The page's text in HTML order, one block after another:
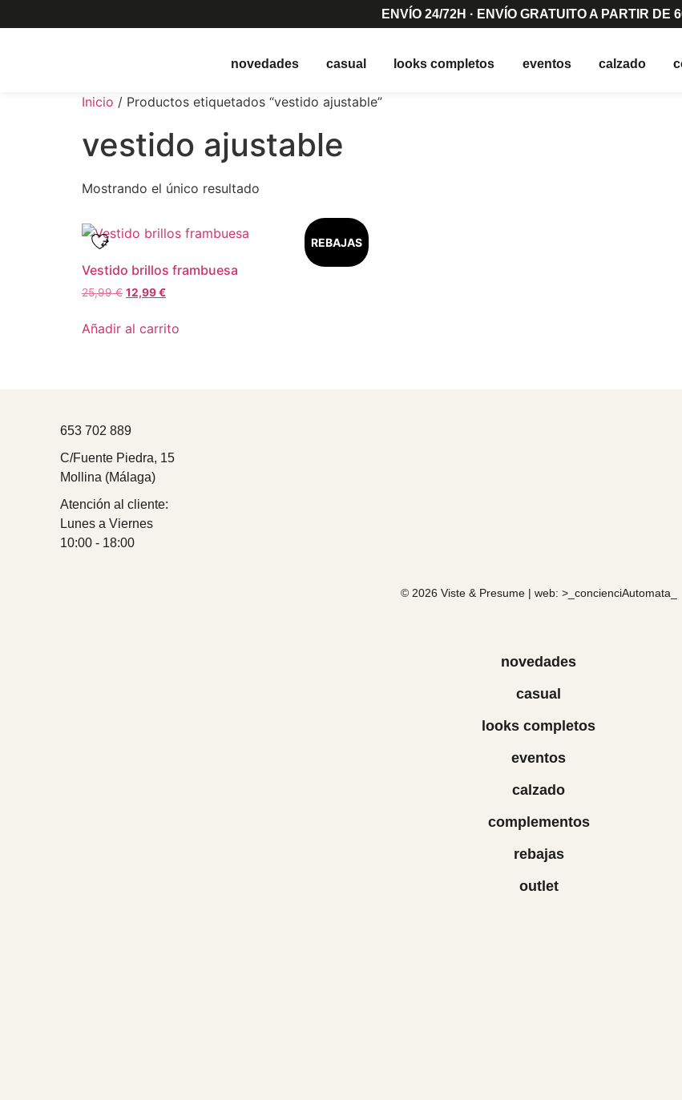
ENVÍO 24/72H · ENVÍO GRATUITO A PARTIR DE
novedades casual looks completos eventos calzado
Inicio / Productos etiquetados “vestido ajustable”
vestido ajustable
Mostrando el único resultado
REBAJAS
Vestido brillos frambuesa
25,99€ 12,99€
Añadir al carrito
653 702 889
C/Fuente Piedra, 15
Mollina (Málaga)
Atención al cliente:
Lunes a Viernes
10:00 - 18:00
© 2026 Viste & Presume | web: >_concienciAutomata_
novedades
casual
looks completos
eventos
calzado
complementos
rebajas
outlet